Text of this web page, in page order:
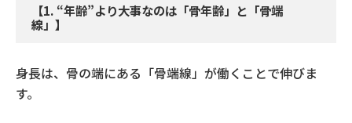
【1. “年齢”より大事なのは「骨年齢」と「骨端
線」】
身長は、骨の端にある「骨端線」が働くことで伸びま
す。